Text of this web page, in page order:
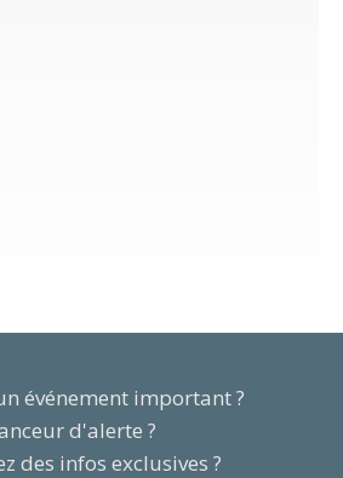
événement important ?
d'alerte ?
des infos exclusives ?